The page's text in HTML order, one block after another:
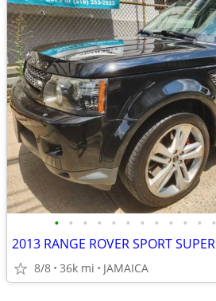
• • • • • • • • • • • •
8/8 36k mi JAMAICA